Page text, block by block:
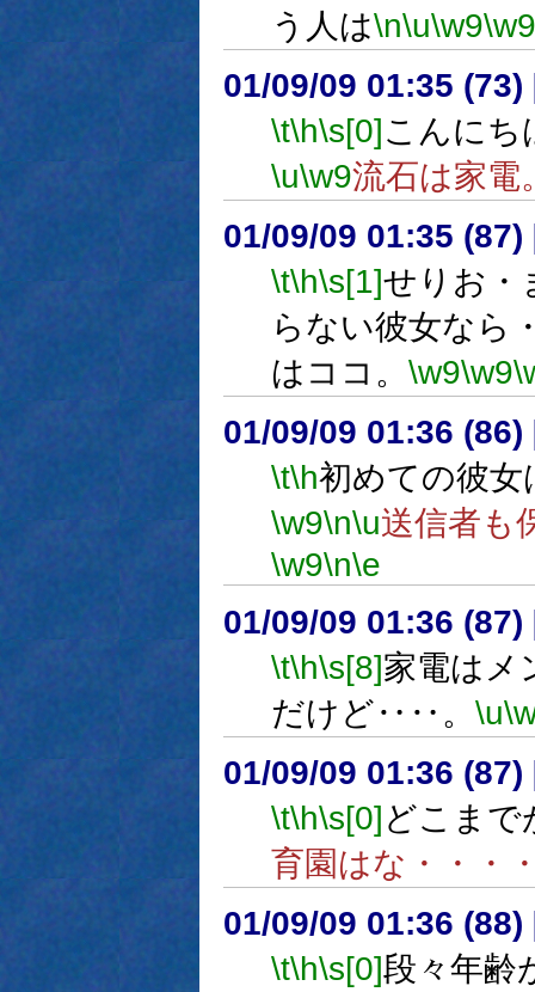
う人は\n\u\w9\w9
01/09/09 01:35 (73)
\t\h\s[0]こんにち
\u\w9流石は家電
01/09/09 01:35 (87)
\t\h\s[1]せりお・
らない彼女なら
はココ。 \w9\w9
01/09/09 01:36 (86)
\t\h初めての彼女
\w9\n\u送信者も
\w9\n\e
01/09/09 01:36 (87)
\t\h\s[8]家電はメ
だけど‥‥。 \u
01/09/09 01:36 (87)
\t\h\s[0]どこまで
育園はな・・・
01/09/09 01:36 (88)
\t\h\s[0]段々年齢